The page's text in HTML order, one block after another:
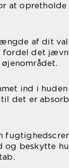
at opretholde
af dit
fordel det
ind i
det er
og beskytte